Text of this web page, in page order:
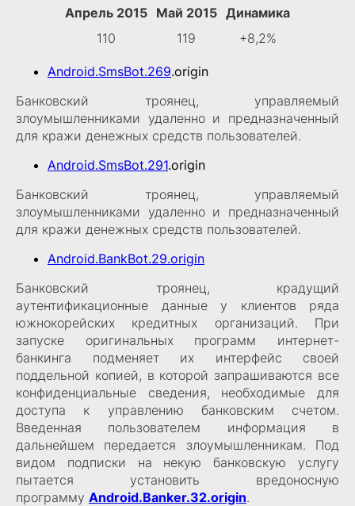
Апрель 2015
Май 2015 Динамика
110
119 +8,2%
Android.SmsBot.269.origin
Банковский троянец, управляемый
злоумышленниками удаленно и предназначенный
для кражи денежных средств пользователей.
Android.SmsBot.291.origin
Банковский троянец, управляемый
злоумышленниками удаленно и предназначенный
для кражи денежных средств пользователей.
Android.BankBot.29.origin
Банковский троянец, крадущий
аутентификационные данные у клиентов ряда
южнокорейских кредитных организаций. При
запуске оригинальных программ интернет-
банкинга подменяет их интерфейс своей
поддельной копией, в которой запрашиваются все
конфиденциальные сведения, необходимые для
доступа к управлению банковским счетом.
Введенная пользователем информация в
дальнейшем передается злоумышленникам. Под
видом подписки на некую банковскую услугу
пытается установить вредоносную
программу Android.Banker.32.origin.